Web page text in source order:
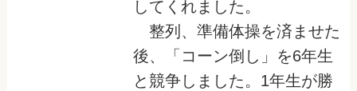
してくれました。
整列、準備体操を済ませた
後、「コーン倒し」を6年生
と競争しました。1年生が勝